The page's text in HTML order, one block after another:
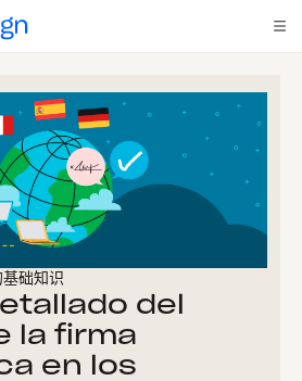
础知识
del
la firma
en los